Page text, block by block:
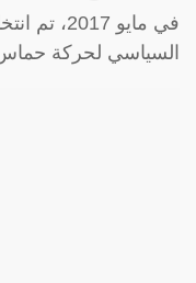
في مايو
السياسي لحركة